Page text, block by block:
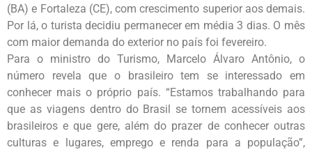
(BA) e Fortaleza (CE), com crescimento superior aos demais.
Por lá, o turista decidiu permanecer em média 3 dias. O mês
com maior demanda do exterior no país foi fevereiro.
Para o ministro do Turismo, Marcelo Álvaro Antônio, o
número revela que o brasileiro tem se interessado em
conhecer mais o próprio país. “Estamos trabalhando para
que as viagens dentro do Brasil se tornem acessíveis aos
brasileiros e que gere, além do prazer de conhecer outras
culturas e lugares, emprego e renda para a população”,